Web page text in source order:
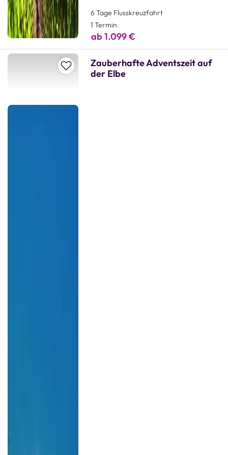
6 Tage Flusskreuzfahrt
1 Termin
ab 1.099 €
Zur Merkliste hinzufügen
Zauberhafte Adventszeit auf
der Elbe